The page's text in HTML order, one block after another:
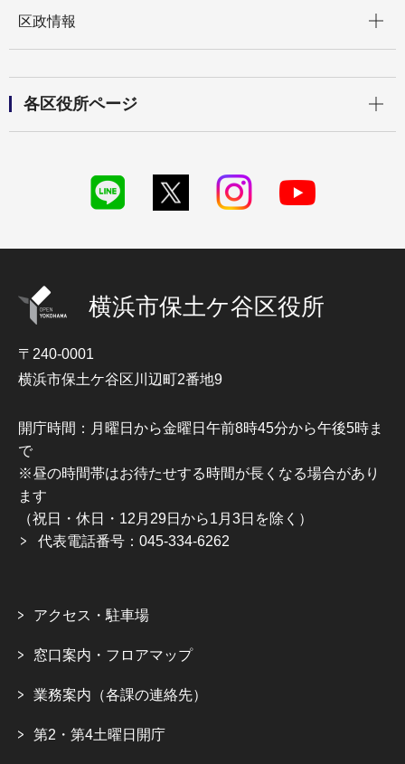
区政情報
各区役所ページ
横浜市保土ケ谷区役所
〒240-0001
横浜市保土ケ谷区川辺町2番地9
開庁時間：月曜日から金曜日午前8時45分から午後5時ま
で
※昼の時間帯はお待たせする時間が長くなる場合があり
ます
（祝日・休日・12月29日から1月3日を除く）
代表電話番号：045-334-6262
アクセス・駐車場
窓口案内・フロアマップ
業務案内（各課の連絡先）
第2・第4土曜日開庁